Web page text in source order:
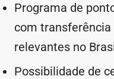
Programa de
com
relevantes no
Possibilidade de